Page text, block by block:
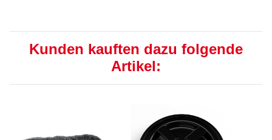
Kunden kauften dazu folgende
Artikel: